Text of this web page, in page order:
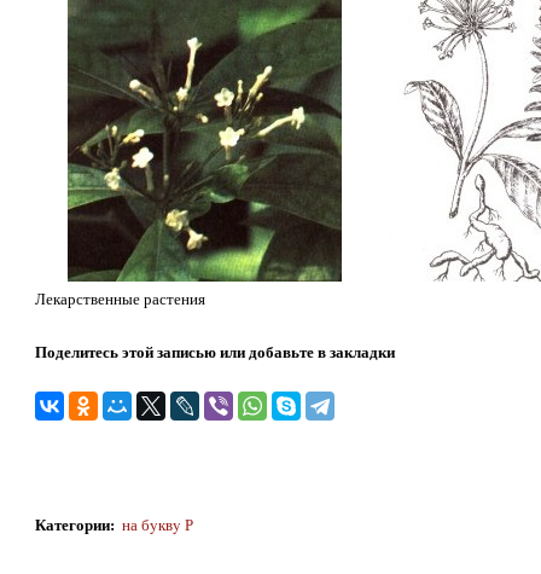
Лекарственные растения
Поделитесь этой записью или добавьте в закладки
Категории: на бyквy Р